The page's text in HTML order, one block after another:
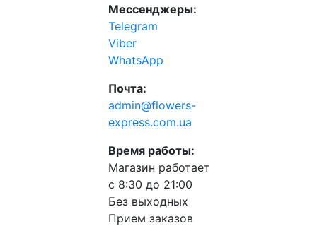
Мессенджеры:
Telegram
Viber
WhatsApp
Почта:
admin@flowers-
express.com.ua
Время работы:
Магазин работает
с 8:30 до 21:00
Без выходных
Прием заказов